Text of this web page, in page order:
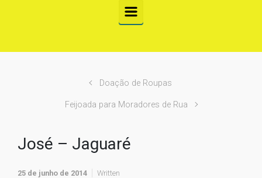
Doação de Roupas
Feijoada para Moradores de Rua
José – Jaguaré
25 de junho de 2014
Written